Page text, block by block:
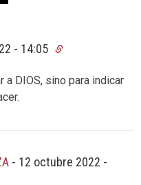
- 14:05
a DIOS, sino para indicar
- 12 octubre 2022 -